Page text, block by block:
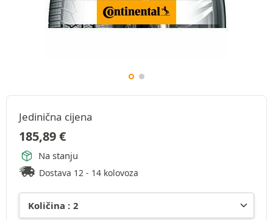
Jedinična cijena
185,89€
Na stanju
Dostava 12 - 14 kolovoza